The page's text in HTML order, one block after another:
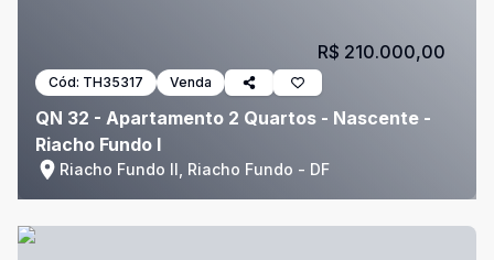
Cód: TH35317 Venda
QN 32 - Apartamento 2 Quartos - Nascente -
Riacho Fundo I
Riacho Fundo II, Riacho Fundo - DF
R$ 210.000,00